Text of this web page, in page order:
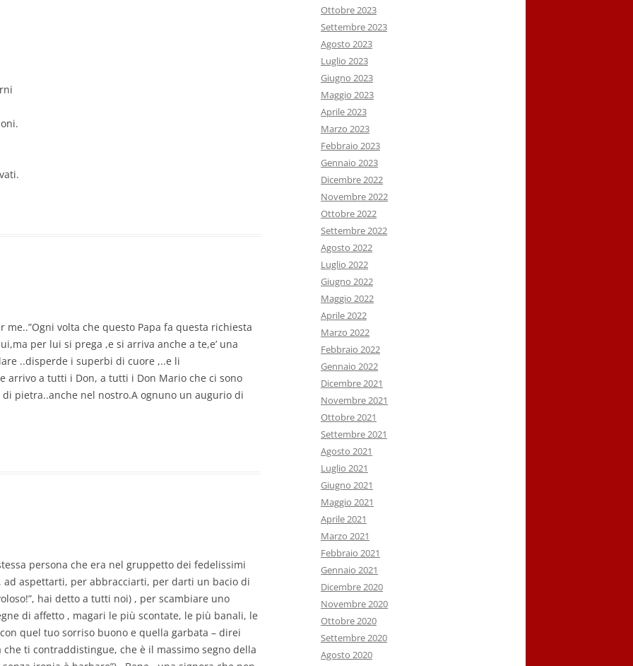
volta che questo Papa fa questa richiesta
per lui si prega ,e si arriva anche a te,e’ una
..disperde i superbi di cuore ,..e li
arrivo a tutti i Don, a tutti i Don Mario che ci sono
pietra..anche nel nostro.A ognuno un augurio di
persona che era nel gruppetto dei fedelissimi
ad aspettarti, per abbracciarti, per darti un bacio di
hai detto a tutti noi) , per scambiare uno
di affetto , magari le più scontate, le più banali, le
quel tuo sorriso buono e quella garbata – direi
che ti contraddistingue, che è il massimo segno della
Ottobre 2023
Settembre 2023
Agosto 2023
Luglio 2023
Giugno 2023
Maggio 2023
Aprile 2023
Marzo 2023
Febbraio 2023
Gennaio 2023
Dicembre 2022
Novembre 2022
Ottobre 2022
Settembre 2022
Agosto 2022
Luglio 2022
Giugno 2022
Maggio 2022
Aprile 2022
Marzo 2022
Febbraio 2022
Gennaio 2022
Dicembre 2021
Novembre 2021
Ottobre 2021
Settembre 2021
Agosto 2021
Luglio 2021
Giugno 2021
Maggio 2021
Aprile 2021
Marzo 2021
Febbraio 2021
Gennaio 2021
Dicembre 2020
Novembre 2020
Ottobre 2020
Settembre 2020
Agosto 2020